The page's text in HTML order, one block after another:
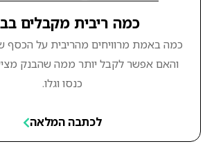
כמה ריבית מקבלים
כמה באמת מרוויחים מהריבית על הכסף
והאם אפשר לקבל יותר ממה שהבנק
כנסו וגלו.
לכתבה המלאה